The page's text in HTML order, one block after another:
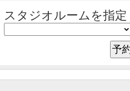
スタジオルームを指